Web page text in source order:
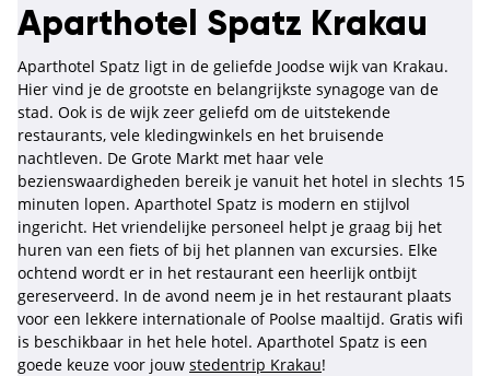
Aparthotel Spatz Krakau
Aparthotel Spatz ligt in de geliefde Joodse wijk van Krakau.
Hier vind je de grootste en belangrijkste synagoge van de
stad. Ook is de wijk zeer geliefd om de uitstekende
restaurants, vele kledingwinkels en het bruisende
nachtleven. De Grote Markt met haar vele
bezienswaardigheden bereik je vanuit het hotel in slechts 15
minuten lopen. Aparthotel Spatz is modern en stijlvol
ingericht. Het vriendelijke personeel helpt je graag bij het
huren van een fiets of bij het plannen van excursies. Elke
ochtend wordt er in het restaurant een heerlijk ontbijt
gereserveerd. In de avond neem je in het restaurant plaats
voor een lekkere internationale of Poolse maaltijd. Gratis wifi
is beschikbaar in het hele hotel. Aparthotel Spatz is een
goede keuze voor jouw stedentrip Krakau!